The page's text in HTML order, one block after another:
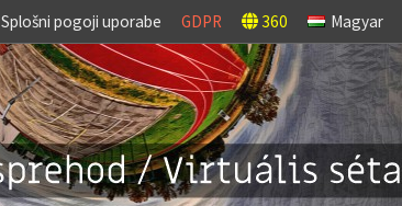
Splošni pogoji uporabe GDPR 360 Magyar